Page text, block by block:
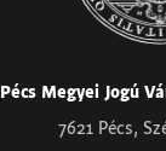
Pécs Megyei Jogú
7621 Pécs,